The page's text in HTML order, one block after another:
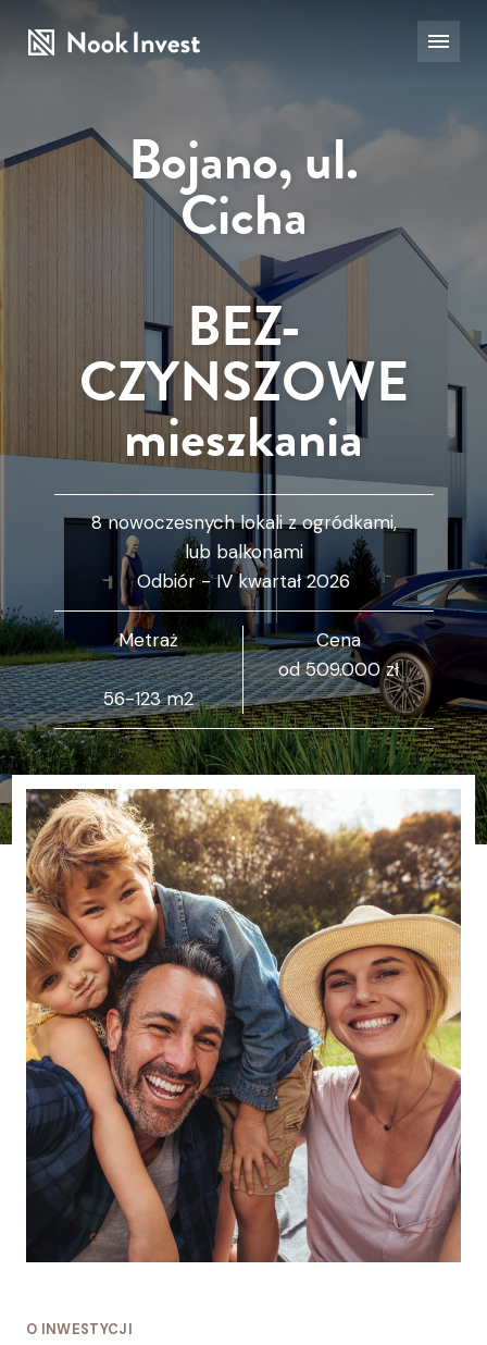
Bojano, ul.
Cicha
BEZ-
CZYNSZOWE
mieszkania
8 nowoczesnych lokali z ogródkami,
lub balkonami
Odbiór - IV kwartał 2026
Metraż
56-123 m2
Cena
od 509.000 zł
O INWESTYCJI